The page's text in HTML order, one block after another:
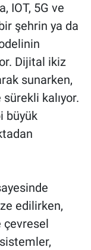
IOT, 5G ve
şehrin ya da
Dijital ikiz
sunarken,
kalıyor.
büyük
edilirken,
çevresel